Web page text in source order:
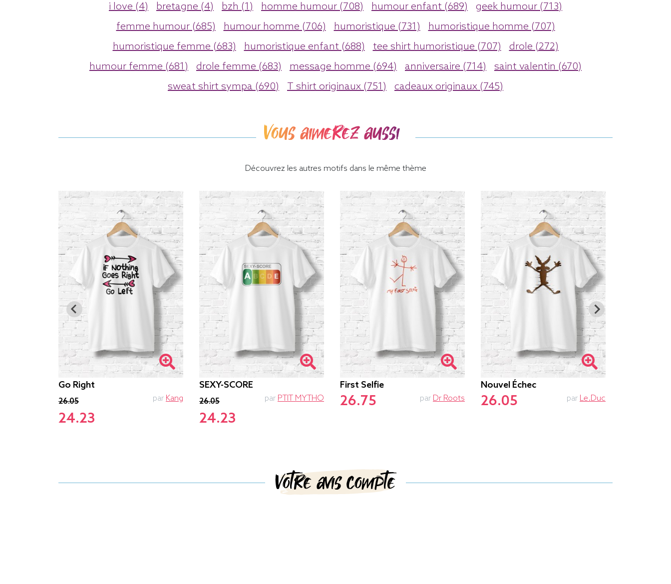
i love (4) bretagne (4) bzh (1) homme humour (708) humour enfant (689)
geek humour (713)
femme humour (685)
humour homme (706) humoristique (731)
humoristique homme (707)
humoristique femme (683)
humoristique enfant (688) tee shirt humoristique (707)
drole (272)
humour femme (681)
drole femme (683) message homme (694) anniversaire (714)
saint valentin (670)
sweat shirt sympa (690)
T shirt originaux (751) cadeaux originaux (745)
Vous aimerez aussi
Découvrez les autres motifs dans le même thème
Go Right
26.05
24.23
par Kang
SEXY-SCORE
26.05
24.23
par PTIT MYTHO
First Selfie
26.75 par Dr Roots
Nouvel Échec
26.05 par Le.duc
Votre avis compte